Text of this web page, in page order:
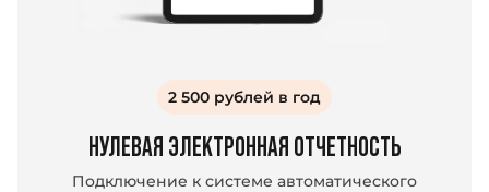
2 500 рублей в год
НУЛЕВАЯ ЭЛЕКТРОННАЯ ОТЧЕТНОСТЬ
Подключение к системе автоматического